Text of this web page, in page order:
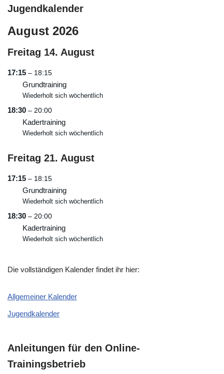
Jugendkalender
August 2026
Freitag 14. August
17:15 – 18:15
Grundtraining
Wiederholt sich wöchentlich
18:30 – 20:00
Kadertraining
Wiederholt sich wöchentlich
Freitag 21. August
17:15 – 18:15
Grundtraining
Wiederholt sich wöchentlich
18:30 – 20:00
Kadertraining
Wiederholt sich wöchentlich
Die vollständigen Kalender findet ihr hier:
Allgemeiner Kalender
Jugendkalender
Anleitungen für den Online-
Trainingsbetrieb